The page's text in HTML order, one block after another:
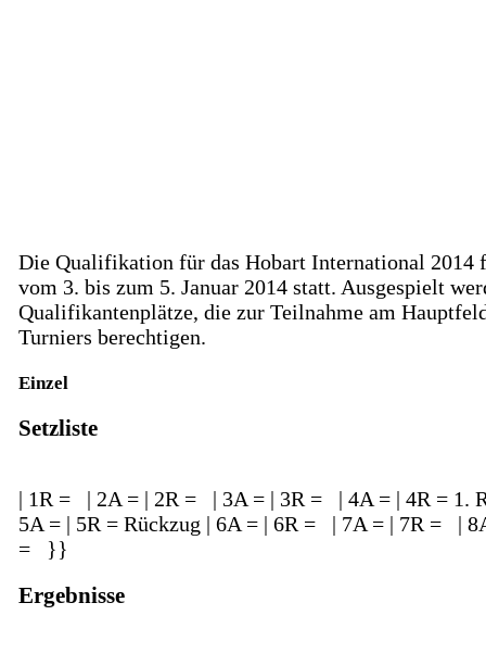
Die Qualifikation für das Hobart International 2014
vom 3. bis zum 5. Januar 2014 statt. Ausgespielt
Qualifikantenplätze, die zur Teilnahme am
Turniers berechtigen.
Einzel
Setzliste
| 1R = | 2A = | 2R = | 3A = | 3R = | 4A = | 4R = 1.
5A = | 5R = Rückzug | 6A = | 6R = | 7A = | 7R = |
= }}
Ergebnisse